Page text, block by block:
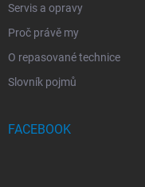
Servis a opravy
Proč právě my
O repasované technice
Slovník pojmů
FACEBOOK